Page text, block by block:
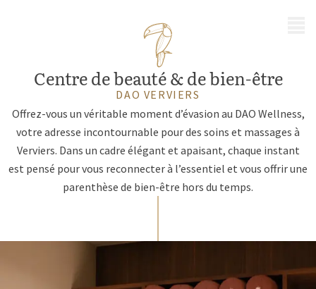
Centre de beauté & de bien-être
DAO VERVIERS
Offrez-vous un véritable moment d’évasion au DAO Wellness,
votre adresse incontournable pour des soins et massages à
Verviers. Dans un cadre élégant et apaisant, chaque instant
est pensé pour vous reconnecter à l’essentiel et vous offrir une
parenthèse de bien-être hors du temps.